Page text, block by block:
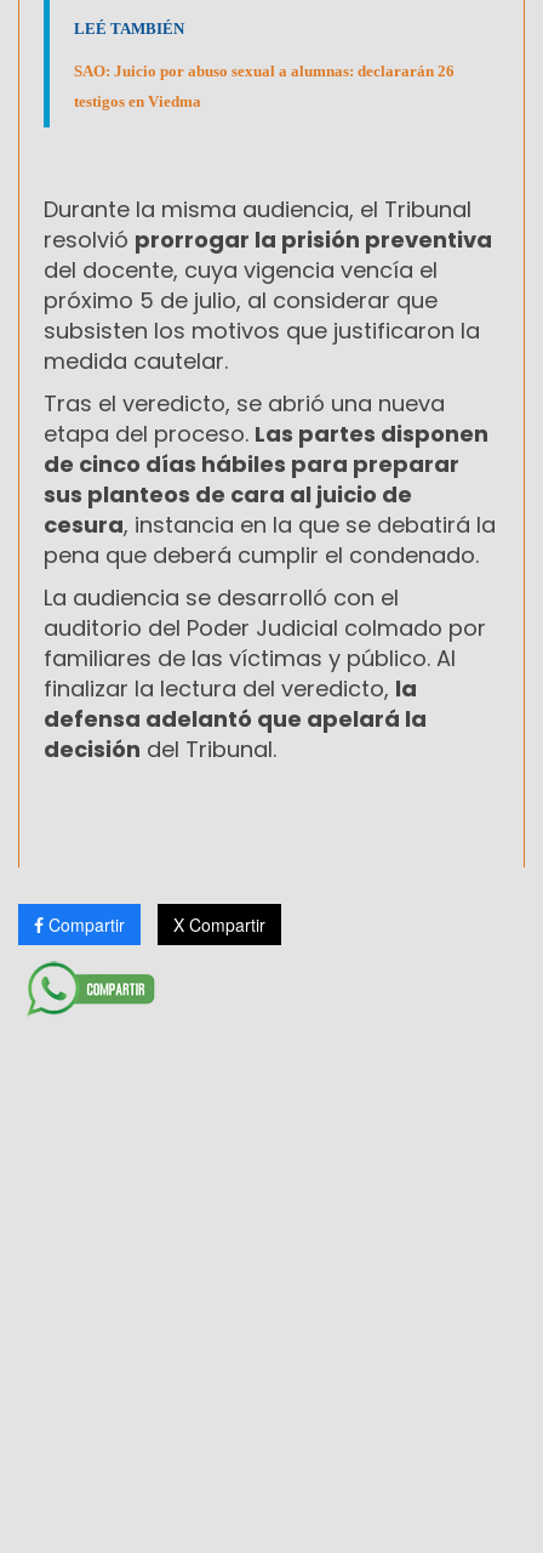
LEÉ TAMBIÉN
SAO: Juicio por abuso sexual a alumnas: declararán 26
testigos en Viedma
Durante la misma audiencia, el Tribunal
resolvió prorrogar la prisión preventiva
del docente, cuya vigencia vencía el
próximo 5 de julio, al considerar que
subsisten los motivos que justificaron la
medida cautelar.
Tras el veredicto, se abrió una nueva
etapa del proceso. Las partes disponen
de cinco días hábiles para preparar
sus planteos de cara al juicio de
cesura, instancia en la que se debatirá la
pena que deberá cumplir el condenado.
La audiencia se desarrolló con el
auditorio del Poder Judicial colmado por
familiares de las víctimas y público. Al
finalizar la lectura del veredicto, la
defensa adelantó que apelará la
decisión del Tribunal.
Compartir X Compartir